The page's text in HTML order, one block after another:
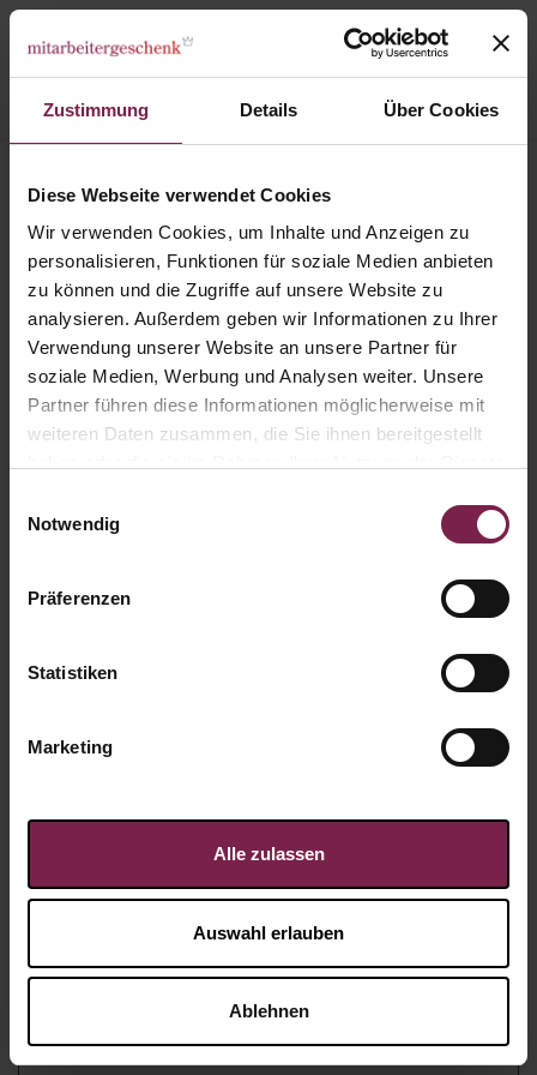
Zustimmung Details Über Cookies
Diese Webseite verwendet Cookies
Wir verwenden Cookies, um Inhalte und Anzeigen zu
personalisieren, Funktionen für soziale Medien anbieten
zu können und die Zugriffe auf unsere Website zu
analysieren. Außerdem geben wir Informationen zu Ihrer
Verwendung unserer Website an unsere Partner für
soziale Medien, Werbung und Analysen weiter. Unsere
Partner führen diese Informationen möglicherweise mit
weiteren Daten zusammen, die Sie ihnen bereitgestellt
Notwendig
Präferenzen
Statistiken
Marketing
Alle zulassen
Auswahl erlauben
Ablehnen
Karte: Einladungskarte
"Weihnachtsteam Team"